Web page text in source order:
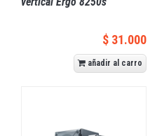
$ 31.000
añadir al carro